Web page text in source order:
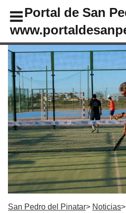
Portal de San
San Pedro del Pinatar Noticias